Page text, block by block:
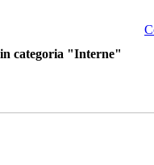
categoria "Interne"